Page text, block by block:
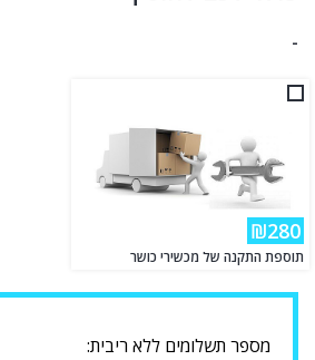
-
₪280
תוספת התקנה של מכשירי כושר
מספר תשלומים ללא ריבית: